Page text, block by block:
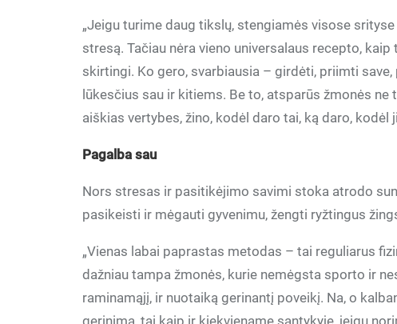
„Jeigu turime daug tikslų, stengiamės visose
stresą. Tačiau nėra vieno universalaus recepto,
skirtingi. Ko gero, svarbiausia – girdėti, priimti
lūkesčius sau ir kitiems. Be to, atsparūs žmonės
aiškias vertybes, žino, kodėl daro tai, ką daro,
Pagalba sau
Nors stresas ir pasitikėjimo savimi stoka atrodo
pasikeisti ir mėgauti gyvenimu, žengti ryžtingus
„Vienas labai paprastas metodas – tai reguliarus
dažniau tampa žmonės, kurie nemėgsta sporto ir
raminamąjį, ir nuotaiką gerinantį poveikį. Na, o
gerinimą, tai kaip ir kiekviename santykyje, jeigu